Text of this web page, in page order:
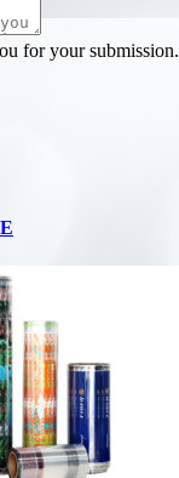
for your submission.